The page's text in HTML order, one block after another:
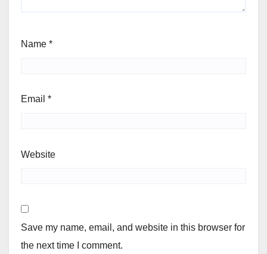
Name *
Email *
Website
Save my name, email, and website in this browser for
the next time I comment.